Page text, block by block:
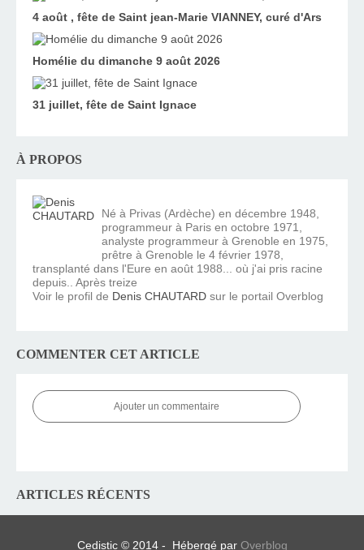
4 août , fête de Saint jean-Marie VIANNEY, curé d'Ars
Homélie du dimanche 9 août 2026
31 juillet, fête de Saint Ignace
À PROPOS
Né à Privas (Ardèche) en décembre 1948,
programmeur à Paris en octobre 1971,
analyste programmeur à Grenoble en 1975,
prêtre à Grenoble le 4 février 1978,
transplanté dans l'Eure en août 1988... où j'ai pris racine
depuis.. Après treize
Voir le profil de Denis CHAUTARD sur le portail Overblog
COMMENTER CET ARTICLE
Ajouter un commentaire
ARTICLES RÉCENTS
Cedistic © 2014 - Hébergé par Overblog